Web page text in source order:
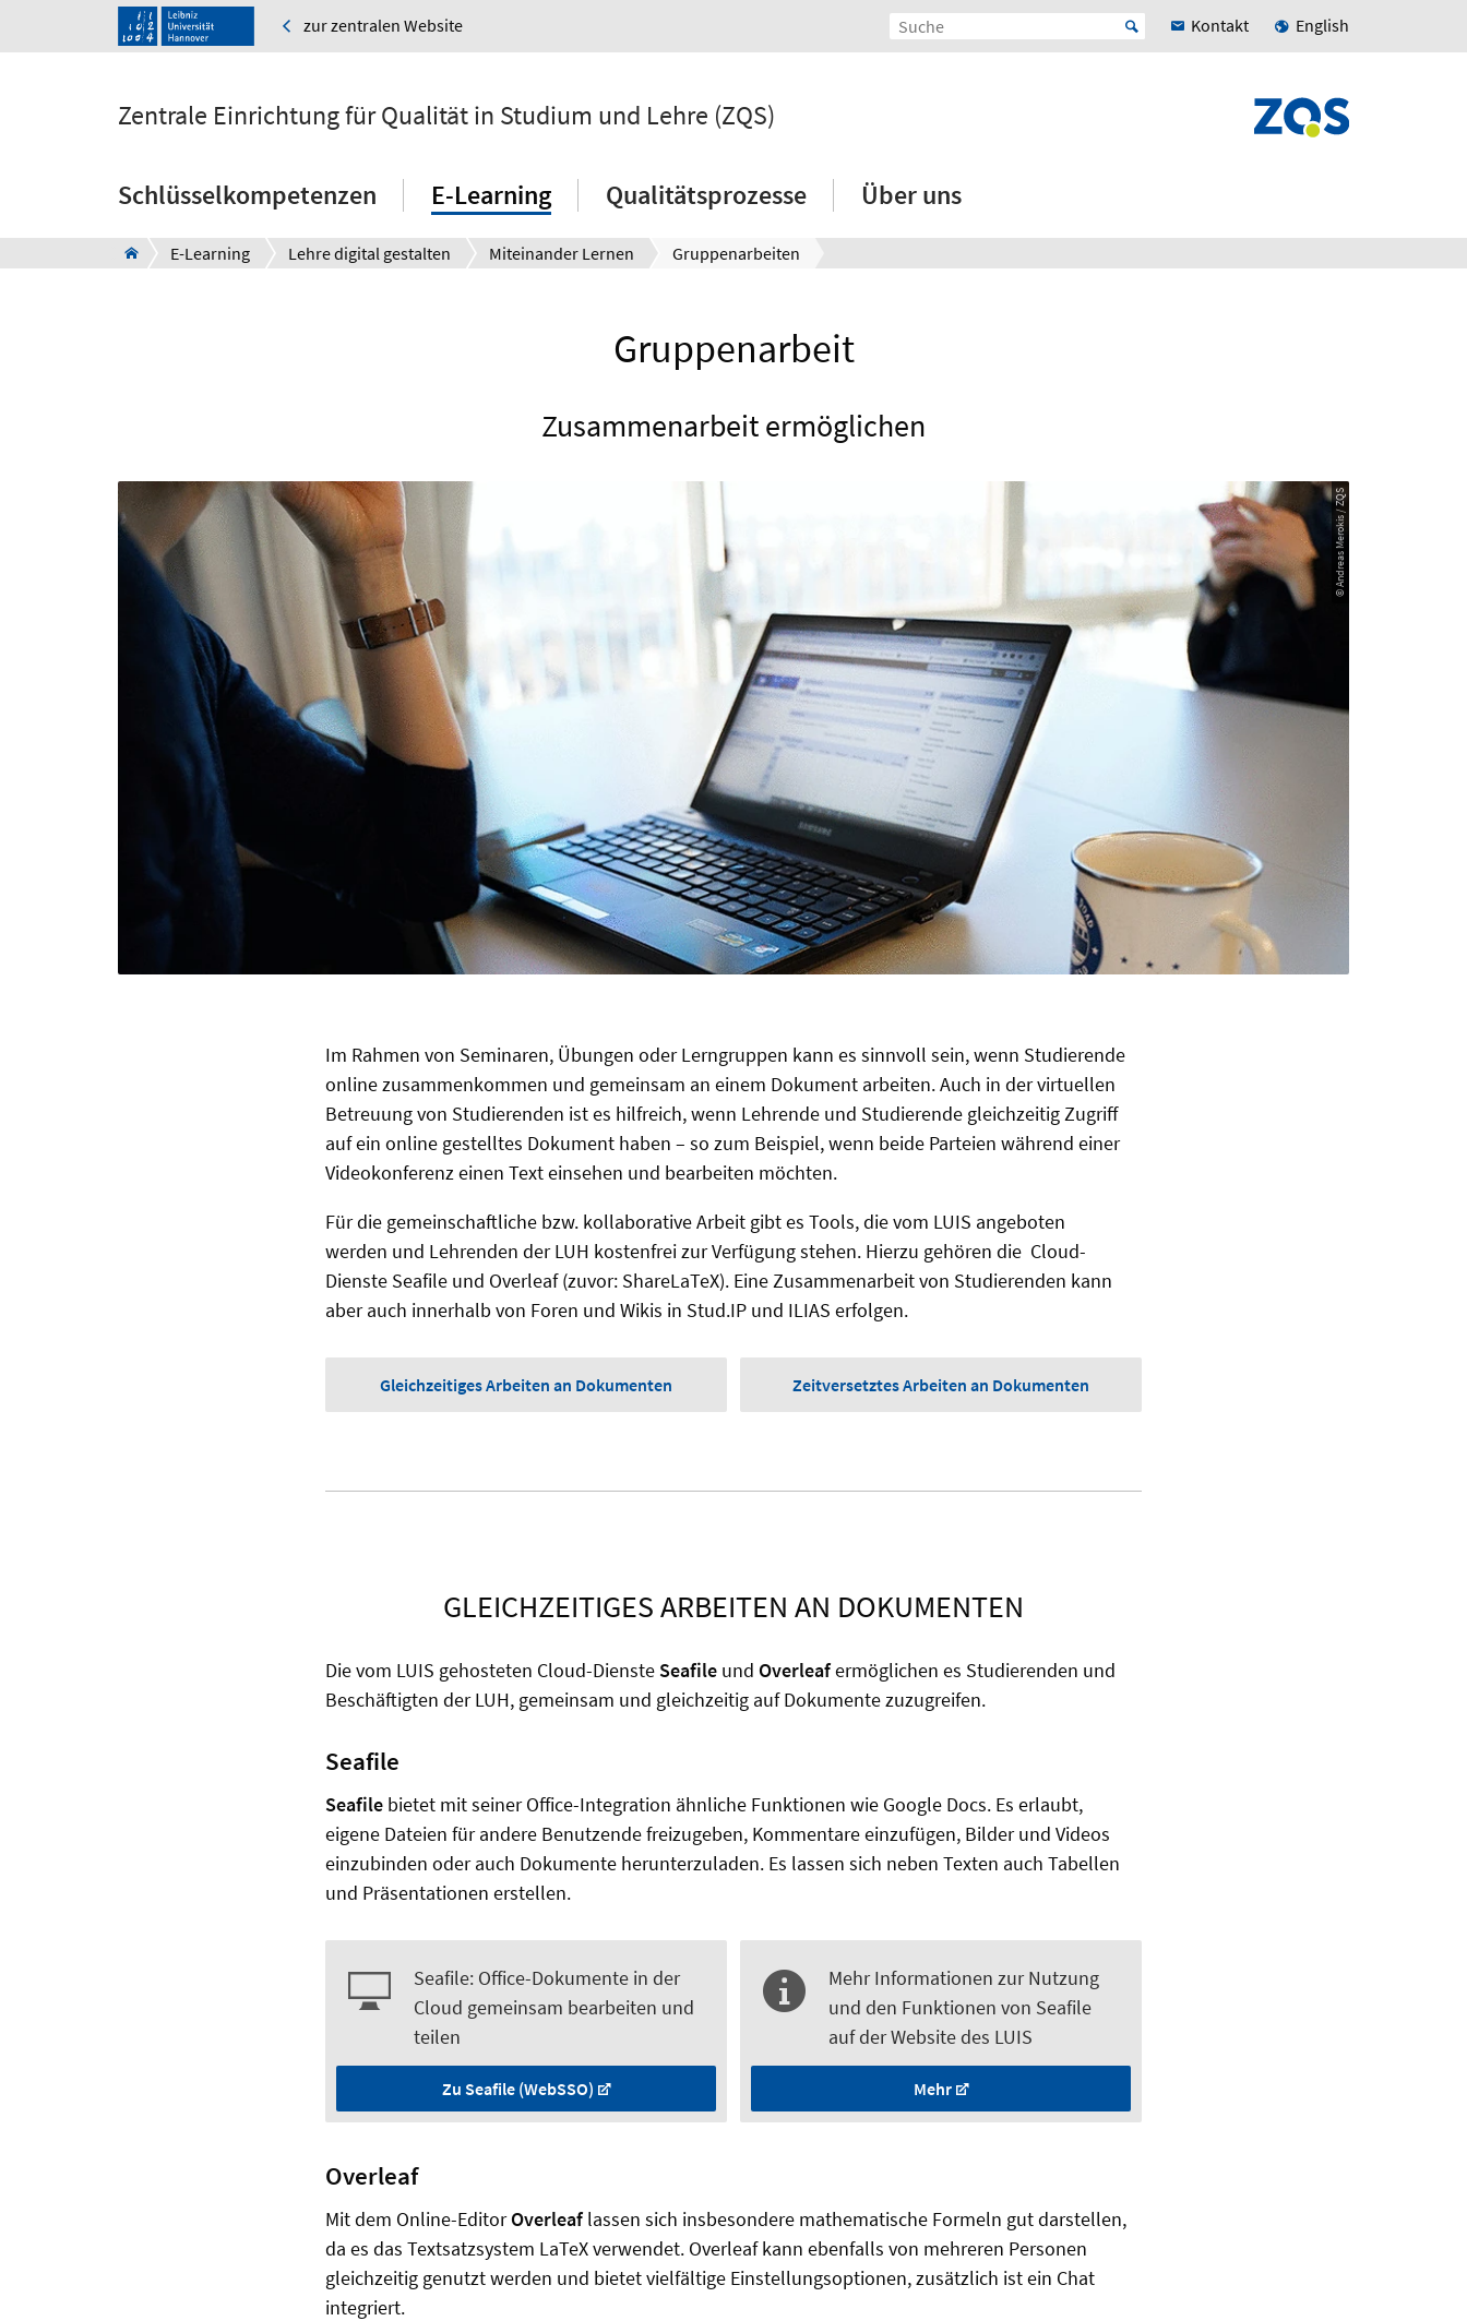
zur zentralen Website Kontakt English
Zentrale Einrichtung für Qualität in Studium und Lehre (ZQS)
Schlüsselkompetenzen E-Learning Qualitätsprozesse Über uns
E-Learning Lehre digital gestalten Miteinander Lernen Gruppenarbeiten
Gruppenarbeit
Zusammenarbeit ermöglichen
© Andreas Merokis / ZQS
Im Rahmen von Seminaren, Übungen oder Lerngruppen kann es sinnvoll sein, wenn Studierende
online zusammenkommen und gemeinsam an einem Dokument arbeiten. Auch in der virtuellen
Betreuung von Studierenden ist es hilfreich, wenn Lehrende und Studierende gleichzeitig Zugriff
auf ein online gestelltes Dokument haben – so zum Beispiel, wenn beide Parteien während einer
Videokonferenz einen Text einsehen und bearbeiten möchten.
Für die gemeinschaftliche bzw. kollaborative Arbeit gibt es Tools, die vom LUIS angeboten
werden und Lehrenden der LUH kostenfrei zur Verfügung stehen. Hierzu gehören die Cloud-
Dienste Seafile und Overleaf (zuvor: ShareLaTeX). Eine Zusammenarbeit von Studierenden kann
aber auch innerhalb von Foren und Wikis in Stud.IP und ILIAS erfolgen.
Gleichzeitiges Arbeiten an Dokumenten Zeitversetztes Arbeiten an Dokumenten
GLEICHZEITIGES ARBEITEN AN DOKUMENTEN
Die vom LUIS gehosteten Cloud-Dienste Seafile und Overleafermöglichen es Studierenden und
Beschäftigten der LUH, gemeinsam und gleichzeitig auf Dokumente zuzugreifen.
Seafile
Seafile bietet mit seiner Office-Integration ähnliche Funktionen wie Google Docs. Es erlaubt,
eigene Dateien für andere Benutzende freizugeben, Kommentare einzufügen, Bilder und Videos
einzubinden oder auch Dokumente herunterzuladen. Es lassen sich neben Texten auch Tabellen
und Präsentationen erstellen.
Seafile: Office-Dokumente in der
Cloud gemeinsam bearbeiten und
teilen
Zu Seafile (WebSSO)
Mehr Informationen zur Nutzung
und den Funktionen von Seafile
auf der Website des LUIS
Mehr
Overleaf
Mit dem Online-EditorOverleaflassen sich insbesondere mathematische Formeln gut darstellen,
da es das Textsatzsystem LaTeX verwendet. Overleaf kann ebenfalls von mehreren Personen
gleichzeitig genutzt werden und bietet vielfältige Einstellungsoptionen, zusätzlich ist ein Chat
integriert.